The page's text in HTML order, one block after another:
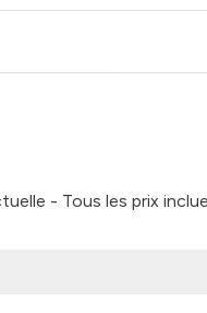
- Tous les prix